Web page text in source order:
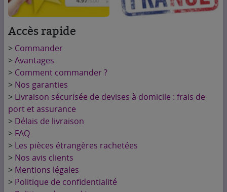
Accès rapide
> Commander
>Avantages
> Comment commander ?
> Nos garanties
> Livraison sécurisée de devises à domicile : frais de
port et assurance
> Délais de livraison
> FAQ
> Les pièces étrangères rachetées
> Nos avis clients
> Mentions légales
> Politique de confidentialité